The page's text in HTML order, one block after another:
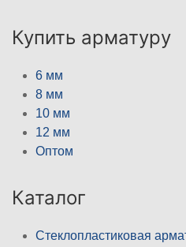
Купить арматуру
6 мм
8 мм
10 мм
12 мм
Оптом
Каталог
Стеклопластиковая